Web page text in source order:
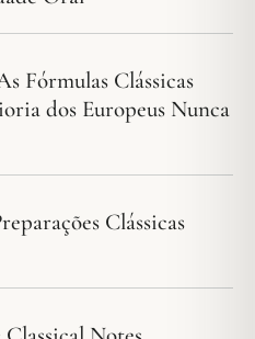
Fórmulas Clássicas
dos Europeus Nunca
Clássicas